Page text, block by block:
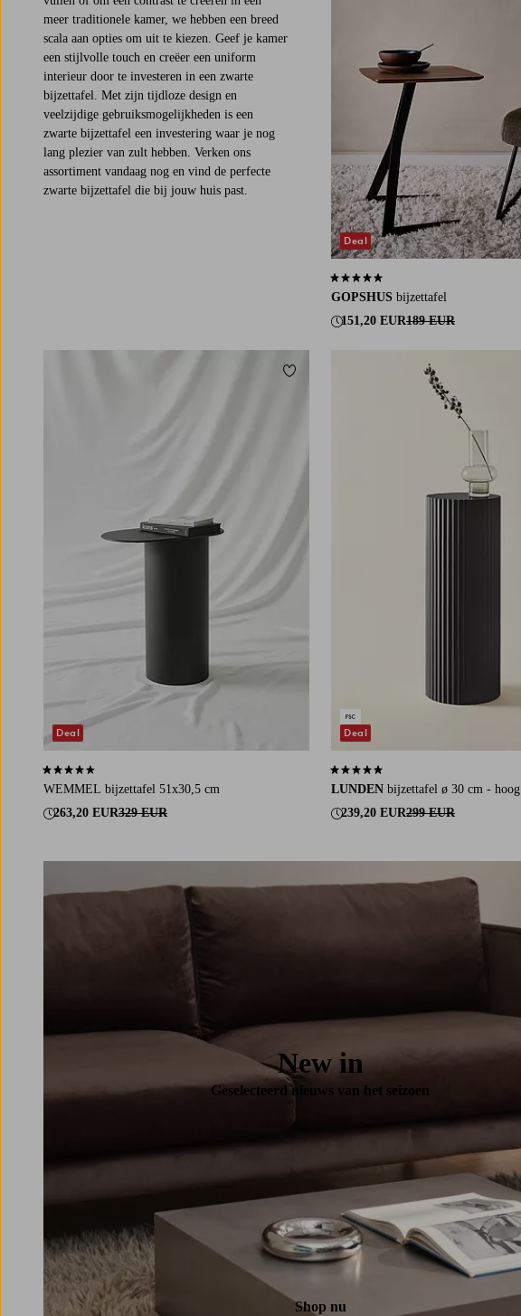
meer traditionele kamer, we hebben een breed
scala aan opties om uit te kiezen. Geef je kamer
een stijlvolle touch en creëer een uniform
interieur door te investeren in een zwarte
bijzettafel. Met zijn tijdloze design en
veelzijdige gebruiksmogelijkheden is een
zwarte bijzettafel een investering waar je nog
lang plezier van zult hebben. Verken ons
assortiment vandaag nog en vind de perfecte
zwarte bijzettafel die bij jouw huis past.
GOPSHUS bijzettafel
151,20 EUR189 EUR
4,9 op basis van 10 beoordelingen
Deal
WEMMEL bijzettafel 51x30,5 cm
263,20 EUR329 EUR
4,3 op basis van 3 beoordelingen
Deal
Toevoegen aan favorieten
LUNDEN bijzettafel ø 30 cm - hoog
239,20 EUR299 EUR
4,9 op basis van 20 beoordelingen
Deal
New in
Geselecteerd nieuws van het seizoen
Shop nu